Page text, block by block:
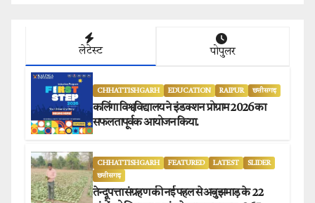
लेटेस्ट पोपुलर
CHHATTISHGARH EDUCATION RAIPUR छत्तीसगढ़
कलिंगा विश्वविद्यालय ने इंडक्शन प्रोग्राम 2026 का
सफलतापूर्वक आयोजन किया.
CHHATTISHGARH FEATURED LATEST
SLIDER
छत्तीसगढ़
तेन्दूपत्ता संग्रहण की नई पहल से अबुझमाड़ के 22